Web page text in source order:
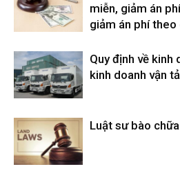
miễn, giảm án
giảm án phí theo
Quy định về kinh
kinh doanh vận
Luật sư bào